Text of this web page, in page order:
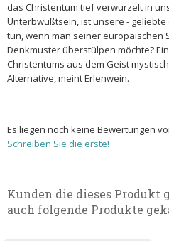
das Christentum tief verwurzelt in
Unterbwußtsein, ist unsere -
tun, wenn man seiner europäischen
Denkmuster überstülpen möchte?
Christentums aus dem Geist
Alternative, meint Erlenwein.
Es liegen noch keine Bewertungen
Schreiben Sie die erste!
Kunden die dieses Produkt
auch folgende Produkte